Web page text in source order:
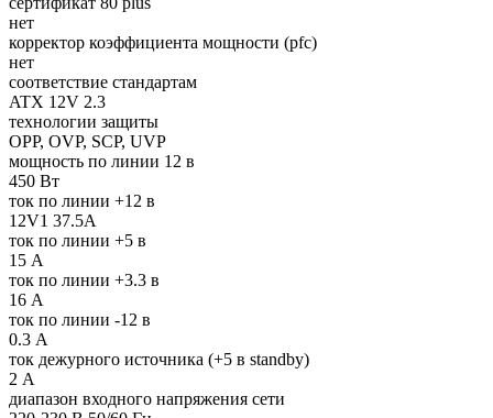
нет
корректор коэффициента мощности (pfc)
нет
соответствие стандартам
ATX 12V 2.3
технологии защиты
OPP, OVP, SCP, UVP
мощность по линии 12 в
450 Вт
ток по линии +12 в
12V1 37.5A
ток по линии +5 в
15 А
ток по линии +3.3 в
16 А
ток по линии -12 в
0.3 А
ток дежурного источника (+5 в standby)
2 А
диапазон входного напряжения сети